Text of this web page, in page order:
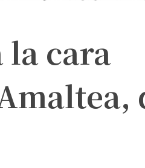
la cara